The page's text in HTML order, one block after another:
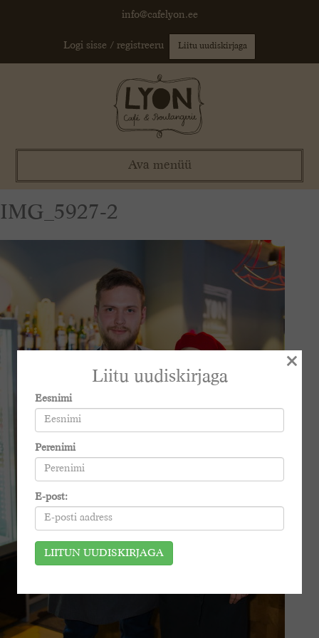
info@cafelyon.ee
Logi sisse / registreeru Liitu uudiskirjaga
Ava menüü
IMG_5927-2
Liitu uudiskirjaga
Eesnimi
Perenimi
E-post:
×